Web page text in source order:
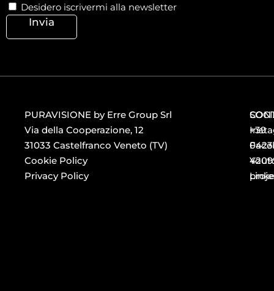
Desidero iscrivermi alla newsletter
Invia
PURAVISIONE by Erre Group Srl
Via della Cooperazione, 12
31033 Castelfranco Veneto (TV)
Cookie Policy
Privacy Policy
+39
0423